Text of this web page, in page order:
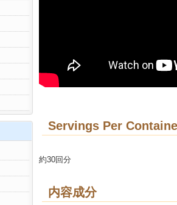
Servings Per
約30回分
内容成分